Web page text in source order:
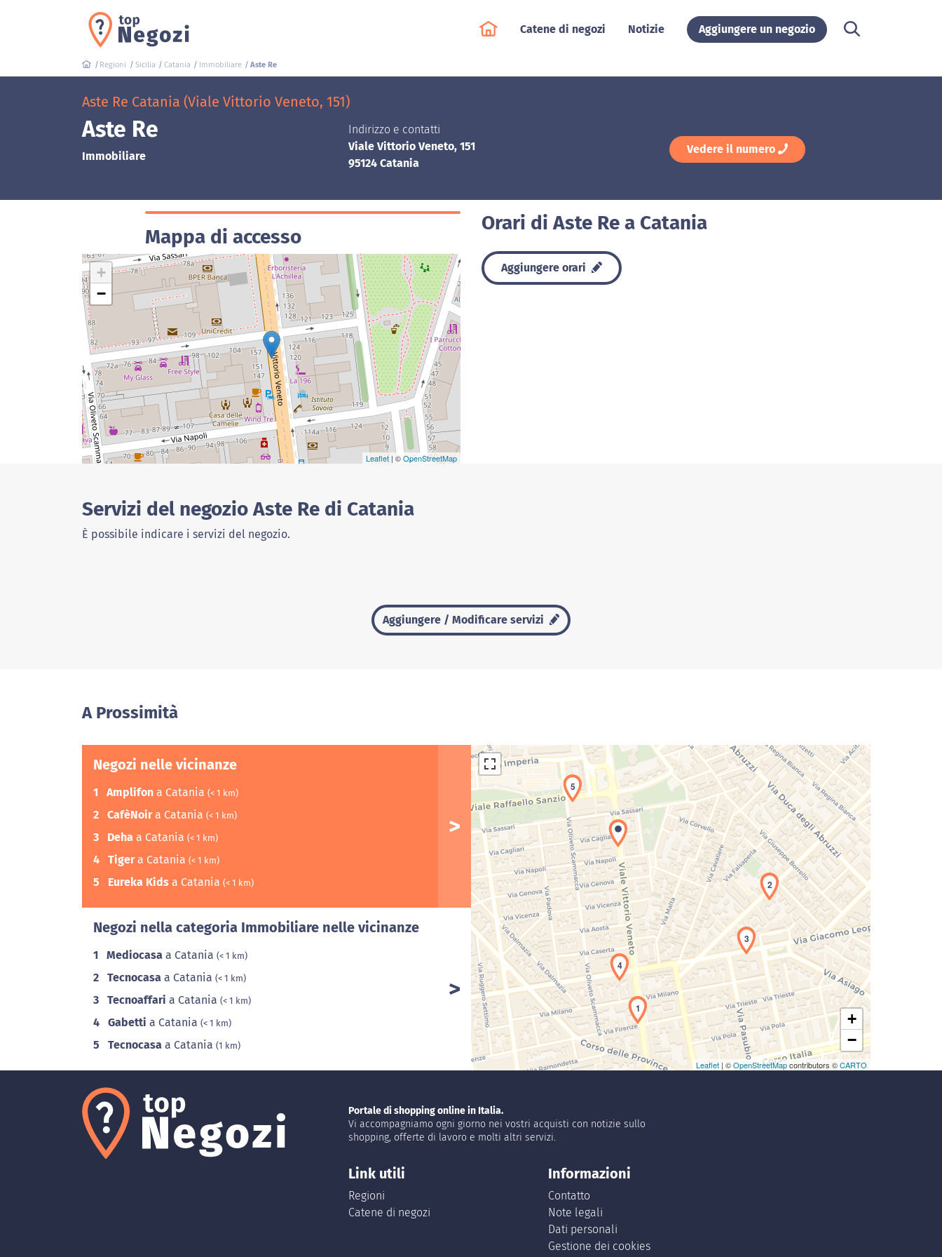
Catene di negozi Notizie Aggiungere un negozio
Regioni Sicilia Catania Immobiliare Aste Re
Aste Re Catania (Viale Vittorio Veneto, 151)
Aste Re
Immobiliare
Indirizzo e contatti
Viale Vittorio Veneto, 151
95124 Catania
Vedere il numero
Mappa di accesso
+
−
Leaflet | ©OpenStreetMap
Orari di Aste Re a Catania
Aggiungere orari
Servizi del negozio Aste Re di Catania
È possibile indicare i servizi del negozio.
Aggiungere / Modificare servizi
A Prossimità
Negozi nelle vicinanze
1 Amplifon a Catania (< 1 km)
2 CafèNoira Catania (< 1 km)
3 Deha a Catania (< 1 km)
4 Tigera Catania (< 1 km)
5 Eureka Kids a Catania (< 1 km)
Negozi nella categoria Immobiliare nelle vicinanze
1 Mediocasa a Catania (< 1 km)
2 Tecnocasa a Catania (< 1 km)
3 Tecnoaffari a Catania (< 1 km)
4 Gabetti a Catania (< 1 km)
5 Tecnocasa a Catania (1 km)
Caricamento della carta in corso...
1
2
3
4
5
+
−
Leaflet | ©OpenStreetMapcontributors ©CARTO
Portale di shopping online in Italia.
Vi accompagniamo ogni giorno nei vostri acquisti con notizie sullo
shopping, offerte di lavoro e molti altri servizi.
Link utili
Regioni
Catene di negozi
Informazioni
Contatto
Note legali
Dati personali
Gestione dei cookies